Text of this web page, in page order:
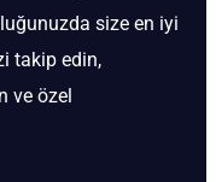
size en iyi
takip edin,
ve özel